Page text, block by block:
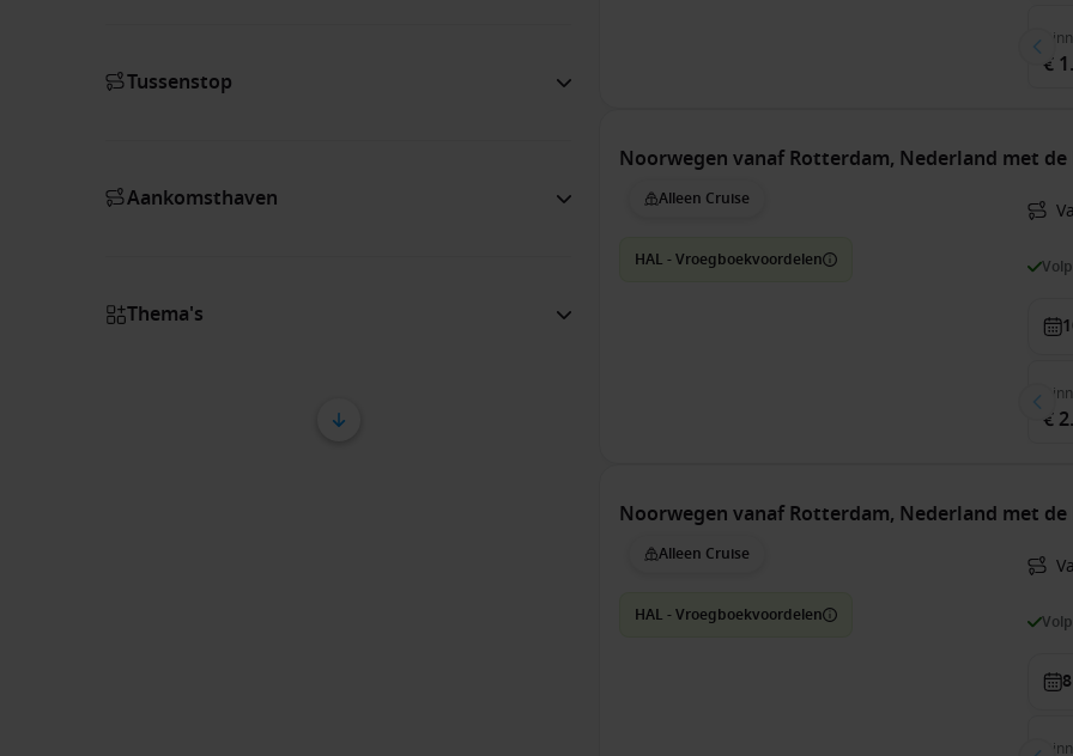
Tussenstop
Aankomsthaven
Thema's
€
Noorwegen vanaf Rotterdam, Nederland met
Alleen Cruise
HAL - Vroegboekvoordelen
€
Noorwegen vanaf Rotterdam, Nederland met
Alleen Cruise
HAL - Vroegboekvoordelen